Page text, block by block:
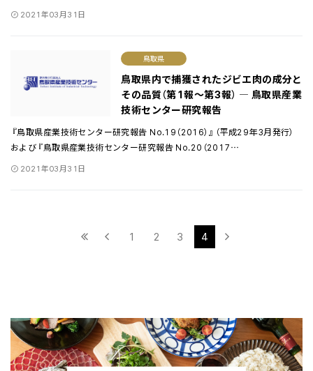
2021年03月31日
鳥取県
鳥取県内で捕獲されたジビエ肉の成分と
その品質（第1報〜第3報） ― 鳥取県産業
技術センター研究報告
『鳥取県産業技術センター研究報告 No.19（2016）』（平成29年3月発行）
および『鳥取県産業技術センター研究報告 No.20（2017…
2021年03月31日
1 2 3 4